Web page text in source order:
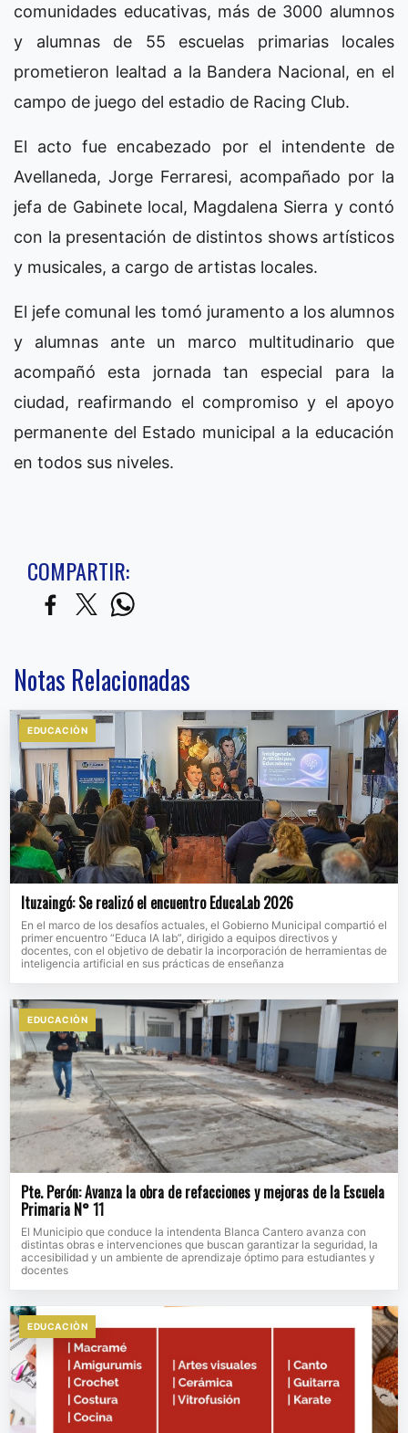
comunidades educativas, más de 3000 alumnos
y alumnas de 55 escuelas primarias locales
prometieron lealtad a la Bandera Nacional, en el
campo de juego del estadio de Racing Club.
El acto fue encabezado por el intendente de
Avellaneda, Jorge Ferraresi, acompañado por la
jefa de Gabinete local, Magdalena Sierra y contó
con la presentación de distintos shows artísticos
y musicales, a cargo de artistas locales.
El jefe comunal les tomó juramento a los alumnos
y alumnas ante un marco multitudinario que
acompañó esta jornada tan especial para la
ciudad, reafirmando el compromiso y el apoyo
permanente del Estado municipal a la educación
en todos sus niveles.
COMPARTIR:
Notas Relacionadas
EDUCACIÒN
Ituzaingó: Se realizó el encuentro EducaLab 2026
En el marco de los desafíos actuales, el Gobierno Municipal compartió el
primer encuentro “Educa IA lab”, dirigido a equipos directivos y
docentes, con el objetivo de debatir la incorporación de herramientas de
inteligencia artificial en sus prácticas de enseñanza
EDUCACIÒN
Pte. Perón: Avanza la obra de refacciones y mejoras de la Escuela
Primaria N° 11
El Municipio que conduce la intendenta Blanca Cantero avanza con
distintas obras e intervenciones que buscan garantizar la seguridad, la
accesibilidad y un ambiente de aprendizaje óptimo para estudiantes y
docentes
EDUCACIÒN